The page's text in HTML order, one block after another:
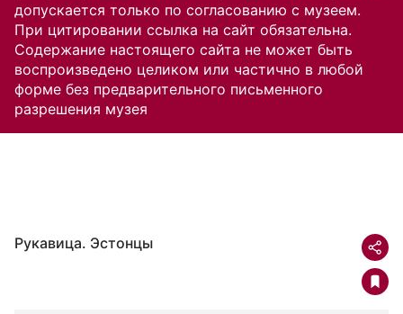
допускается только по согласованию с музеем.
При цитировании ссылка на сайт обязательна.
Содержание настоящего сайта не может быть
воспроизведено целиком или частично в любой
форме без предварительного письменного
разрешения музея
Рукавица. Эстонцы